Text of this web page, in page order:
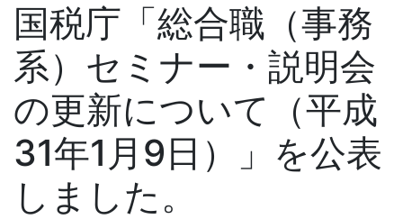
国税庁「総合職（事務
系）セミナー・説明会
の更新について（平成
31年1月9日）」を公表
しました。